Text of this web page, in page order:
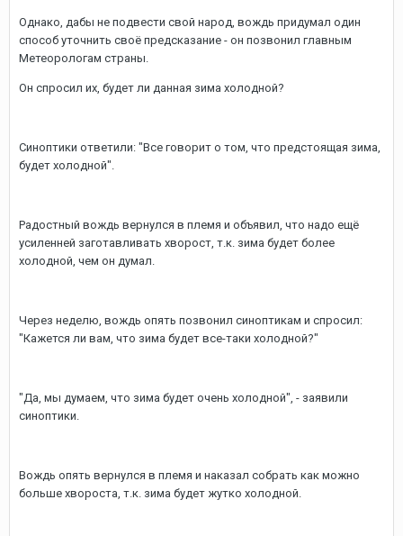
Однако, дабы не подвести свой народ, вождь придумал один
способ уточнить своё предсказание - он позвонил главным
Метеорологам страны.
Он спросил их, будет ли данная зима холодной?
Синоптики ответили: "Все говорит о том, что предстоящая зима,
будет холодной".
Радостный вождь вернулся в племя и объявил, что надо ещё
усиленней заготавливать хворост, т.к. зима будет более
холодной, чем он думал.
Через неделю, вождь опять позвонил синоптикам и спросил:
"Кажется ли вам, что зима будет все-таки холодной?"
"Да, мы думаем, что зима будет очень холодной", - заявили
синоптики.
Вождь опять вернулся в племя и наказал собрать как можно
больше хвороста, т.к. зима будет жутко холодной.